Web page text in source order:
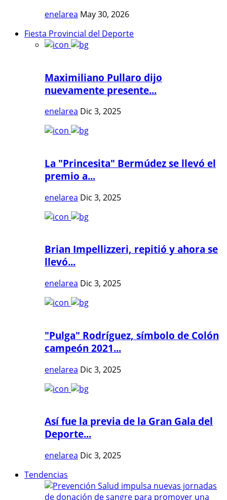
enelarea May 30, 2026
Fiesta Provincial del Deporte
Maximiliano Pullaro dijo
nuevamente presente...
enelarea Dic 3, 2025
La "Princesita" Bermúdez se llevó el
premio a...
enelarea Dic 3, 2025
Brian Impellizzeri, repitió y ahora se
llevó...
enelarea Dic 3, 2025
"Pulga" Rodríguez, símbolo de Colón
campeón 2021...
enelarea Dic 3, 2025
Así fue la previa de la Gran Gala del
Deporte...
enelarea Dic 3, 2025
Tendencias